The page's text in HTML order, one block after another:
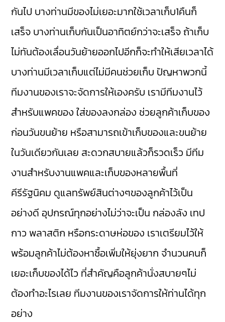
กันไป บางท่านมีของไม่เยอะมากใช้เวลาเก็บ1คืนก็
เสร็จ บางท่านเก็บกันเป็นอาทิตย์กว่าจะเสร็จ ถ้าเก็บ
ไม่ทันต้องเลื่อนวันย้ายออกไปอีกก็จะทำให้เสียเวลาได้
บางท่านมีเวลาเก็บแต่ไม่มีคนช่วยเก็บ ปัญหาพวกนี้
ทีมงานของเราจะจัดการให้เองครับ เรามีทีมงานไว้
สำหรับแพคของ ใส่ของลงกล่อง ช่วยลูกค้าเก็บของ
ก่อนวันขนย้าย หรือสามารถเข้าเก็บของและขนย้าย
ในวันเดียวกันเลย สะดวกสบายแล้วก็รวดเร็ว มีทีม
งานสำหรับงานแพคและเก็บของหลายพื้นที่
คีรีรัฐนิคม ดูแลทรัพย์สินต่างๆของลูกค้าไว้เป็น
อย่างดี อุปกรณ์ทุกอย่างไม่ว่าจะเป็น กล่องลัง เทป
กาว พลาสติก หรือกระดาษห่อของ เราเตรียมไว้ให้
พร้อมลูกค้าไม่ต้องหาซื้อเพิ่มให้ยุ่งยาก จำนวนคนก็
เยอะเก็บของได้ไว ที่สำคัญคือลูกค้านั่งสบายๆไม่
ต้องทำอะไรเลย ทีมงานของเราจัดการให้ท่านได้ทุก
อย่าง